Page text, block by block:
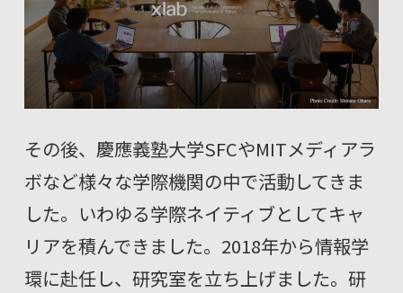
その後、慶應義塾大学SFCやMITメディアラ
ボなど様々な学際機関の中で活動してきま
した。いわゆる学際ネイティブとしてキャ
リアを積んできました。2018年から情報学
環に赴任し、研究室を立ち上げました。研